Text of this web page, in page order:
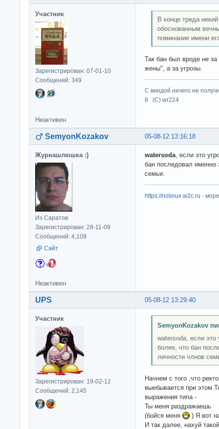
Участник
Зарегистрирован: 07-01-10
Сообщений: 349
В конце треда
обоснованным
поминание имени
Так бан был вроде не за
жены", а за угрозы.
С виндой ничего не
8 (C) wr224
Неактивен
05-08-12 13:16:18
SemyonKozakov
Журнашлюшка :)
Из Саратов
Зарегистрирован: 28-11-09
Сообщений: 4,109
Сайт
watersoda, если это
бан последовал именно
семьи.
https://nolinux.w2c.ru -
Неактивен
05-08-12 13:29:40
UPS
Участник
Зарегистрирован: 19-02-12
Сообщений: 2,145
SemyonKozakov
watersoda, если
более, что бан
личности члнов
Начнем с того ,что
выебывается при
выражения типа -
Ты меня раздражаешь
(бойся меня
) Я вот
И так далее, нахуй